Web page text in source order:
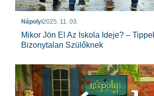
Nápolyi2025. 11. 03.
Mikor Jön El Az Iskola Ideje? –
Bizonytalan Szülőknek